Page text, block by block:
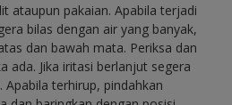
ataupun pakaian. Apabila terjadi
bilas dengan air yang banyak,
dan bawah mata. Periksa dan
ada. Jika iritasi berlanjut segera
terhirup, pindahkan